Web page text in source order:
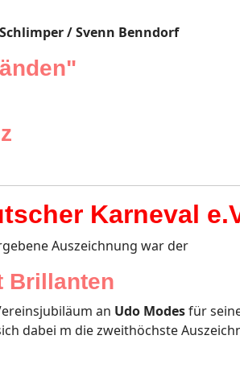
/ Svenn Benndorf
Karneval
Auszeichnung war der
Brillanten
an Udo Modesfür
dabei m die zweithöchste